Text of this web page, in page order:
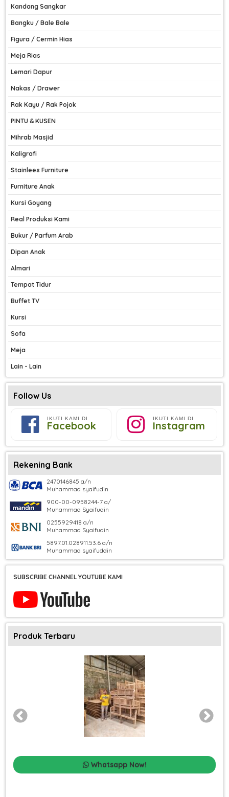
Kandang Sangkar
Bangku / Bale Bale
Figura / Cermin Hias
Meja Rias
Lemari Dapur
Nakas / Drawer
Rak Kayu / Rak Pojok
PINTU & KUSEN
Mihrab Masjid
Kaligrafi
Stainlees Furniture
Furniture Anak
Kursi Goyang
Real Produksi Kami
Bukur / Parfum Arab
Dipan Anak
Almari
Tempat Tidur
Buffet TV
Kursi
Sofa
Meja
Lain - Lain
Follow Us
IKUTI KAMI DI
Facebook
IKUTI KAMI DI
Instagram
Rekening Bank
2470146845 a/n
Muhammad syaifudin
900-00-0958244-7 a/
Muhammad Syaifudin
0255929418 a/n
Muhammad Syaifudin
5897.01.028911.53.6 a/n
Muhammad syaifuddin
SUBSCRIBE CHANNEL YOUTUBE KAMI
Produk Terbaru
Whatsapp Now!